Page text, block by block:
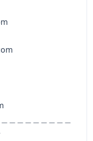
＿＿＿＿＿＿＿